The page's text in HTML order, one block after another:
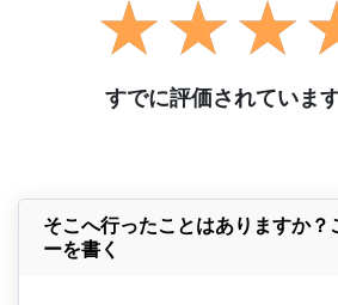
すでに評価されていま
そこへ行ったことはありますか？
ーを書く